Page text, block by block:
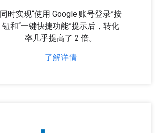
同时实现“使用 Google 账号登录”按
钮和“一键快捷功能”提示后，转化
率几乎提高了 2 倍。
了解详情